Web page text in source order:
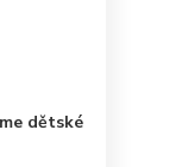
dětské